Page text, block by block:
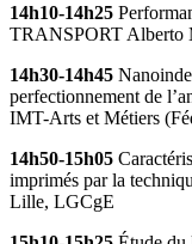
14h10-14h25
TRANSPORT Alberto
14h30-14h45
perfectionnement de
IMT-Arts et Métiers
14h50-15h05
imprimés par la
Lille, LGCgE